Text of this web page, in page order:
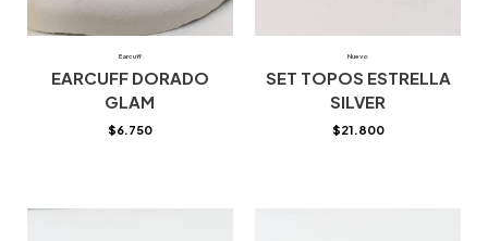
Earcuff
EARCUFF DORADO
GLAM
$6.750
Nuevo
SET TOPOS ESTRELLA
SILVER
$21.800